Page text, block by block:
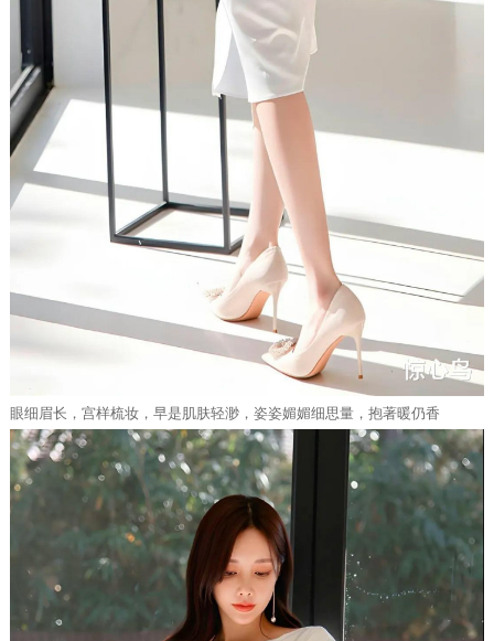
眼细眉长，宫样梳妆，早是肌肤轻渺，姿姿媚媚细思量，抱著暖仍香